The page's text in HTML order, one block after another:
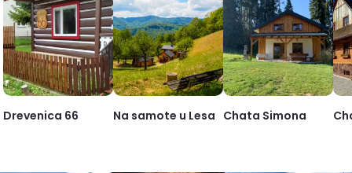
Drevenica 66 Na samote u Lesa Chata Simona